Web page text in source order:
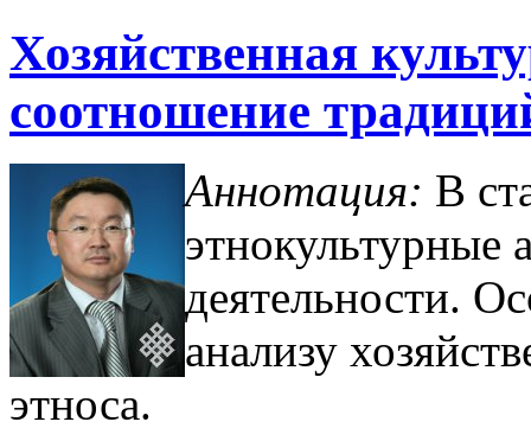
Хозяйственная
соотношение
Аннотация: В
этнокультурные
деятельности.
анализу
этноса.